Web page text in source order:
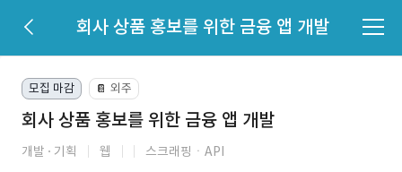
회사 상품 홍보를 위한 금융 앱 개발
모집 마감 📔 외주
회사 상품 홍보를 위한 금융 앱 개발
개발 기획 웹 스크래핑ㆍAPI